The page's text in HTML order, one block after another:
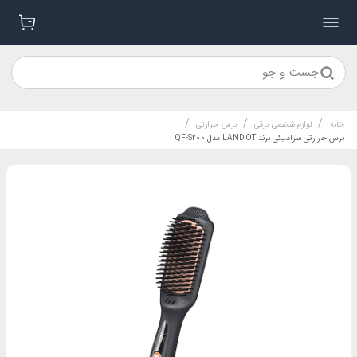
جست و جو
خانه / لوازم شخصی برقی / برس حرارتی /
برس حرارتی سرامیکی برند LANDOT مدل QF-S200